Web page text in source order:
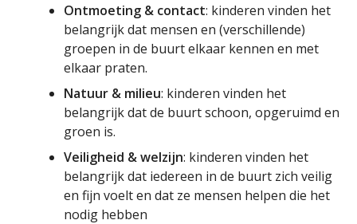
Ontmoeting & contact: kinderen vinden het
belangrijk dat mensen en (verschillende)
groepen in de buurt elkaar kennen en met
elkaar praten.
Natuur & milieu: kinderen vinden het
belangrijk dat de buurt schoon, opgeruimd en
groen is.
Veiligheid & welzijn: kinderen vinden het
belangrijk dat iedereen in de buurt zich veilig
en fijn voelt en dat ze mensen helpen die het
nodig hebben